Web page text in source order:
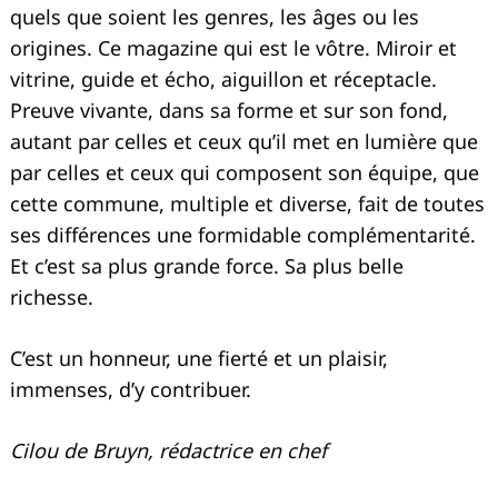
quels que soient les genres, les âges ou les
origines. Ce magazine qui est le vôtre. Miroir et
vitrine, guide et écho, aiguillon et réceptacle.
Preuve vivante, dans sa forme et sur son fond,
autant par celles et ceux qu’il met en lumière que
par celles et ceux qui composent son équipe, que
cette commune, multiple et diverse, fait de toutes
ses différences une formidable complémentarité.
Et c’est sa plus grande force. Sa plus belle
richesse.
C’est un honneur, une fierté et un plaisir,
immenses, d’y contribuer.
Cilou de Bruyn, rédactrice en chef